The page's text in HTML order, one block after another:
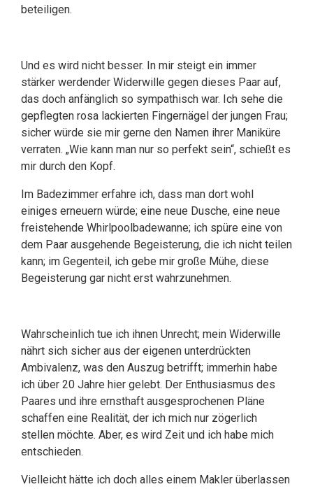
beteiligen.
Und es wird nicht besser. In mir steigt ein immer
stärker werdender Widerwille gegen dieses Paar auf,
das doch anfänglich so sympathisch war. Ich sehe die
gepflegten rosa lackierten Fingernägel der jungen Frau;
sicher würde sie mir gerne den Namen ihrer Maniküre
verraten. „Wie kann man nur so perfekt sein“, schießt es
mir durch den Kopf.
Im Badezimmer erfahre ich, dass man dort wohl
einiges erneuern würde; eine neue Dusche, eine neue
freistehende Whirlpoolbadewanne; ich spüre eine von
dem Paar ausgehende Begeisterung, die ich nicht teilen
kann; im Gegenteil, ich gebe mir große Mühe, diese
Begeisterung gar nicht erst wahrzunehmen.
Wahrscheinlich tue ich ihnen Unrecht; mein Widerwille
nährt sich sicher aus der eigenen unterdrückten
Ambivalenz, was den Auszug betrifft; immerhin habe
ich über 20 Jahre hier gelebt. Der Enthusiasmus des
Paares und ihre ernsthaft ausgesprochenen Pläne
schaffen eine Realität, der ich mich nur zögerlich
stellen möchte. Aber, es wird Zeit und ich habe mich
entschieden.
Vielleicht hätte ich doch alles einem Makler überlassen